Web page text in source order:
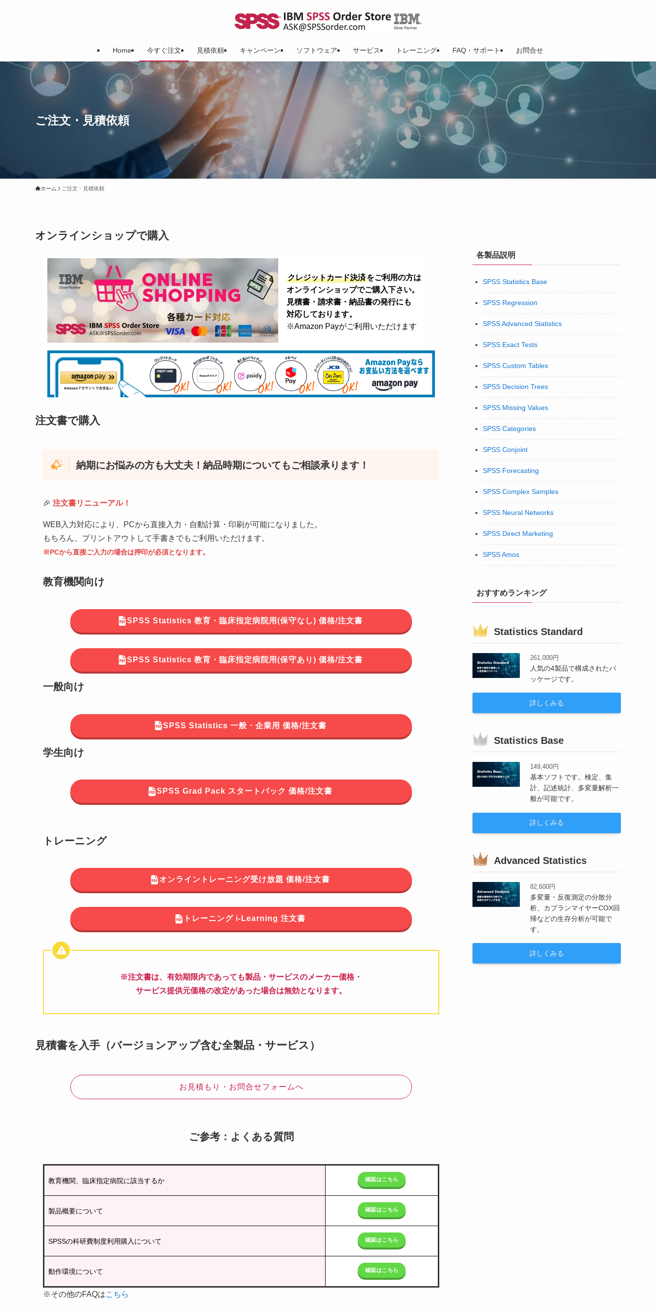
Home 今すぐ注文 見積依頼 キャンペーン ソフトウェア サービス トレーニング FAQ・サポート お問合せ
ご注文・見積依頼
ホーム ご注文・見積依頼
オンラインショップで購入
クレジットカード決済をご利用の方は
オンラインショップでご購入下さい。
見積書・請求書・納品書の発行にも
対応しております。
※Amazon Payがご利用いただけます
注文書で購入
納期にお悩みの方も大丈夫！納品時期についてもご相談承ります！
🎉 注文書リニューアル！
WEB入力対応により、PCから直接入力・自動計算・印刷が可能になりました。
もちろん、プリントアウトして手書きでもご利用いただけます。
※PCから直接ご入力の場合は押印が必須となります。
教育機関向け
SPSS Statistics 教育・臨床指定病院用(保守なし) 価格/注文書
SPSS Statistics 教育・臨床指定病院用(保守あり) 価格/注文書
一般向け
SPSS Statistics 一般・企業用 価格/注文書
学生向け
SPSS Grad Pack スタートパック 価格/注文書
トレーニング
オンライントレーニング受け放題 価格/注文書
トレーニング i-Learning 注文書
※注文書は、有効期限内であっても製品・サービスのメーカー価格・
サービス提供元価格の改定があった場合は無効となります。
見積書を入手（バージョンアップ含む全製品・サービス）
お見積もり・お問合せフォームへ
ご参考：よくある質問
教育機関、臨床指定病院に該当するか 確認はこちら
製品概要について 確認はこちら
SPSSの科研費制度利用購入について 確認はこちら
動作環境について 確認はこちら
※その他のFAQはこちら
各製品説明
SPSS Statistics Base
SPSS Regression
SPSS Advanced Statistics
SPSS Exact Tests
SPSS Custom Tables
SPSS Decision Trees
SPSS Missing Values
SPSS Categories
SPSS Conjoint
SPSS Forecasting
SPSS Complex Samples
SPSS Neural Networks
SPSS Direct Marketing
SPSS Amos
おすすめランキング
Statistics Standard
261,000円
人気の4製品で構成されたパ
ッケージです。
詳しくみる
Statistics Base
149,400円
基本ソフトです。検定、集
計、記述統計、多変量解析一
般が可能です。
詳しくみる
Advanced Statistics
82,600円
多変量・反復測定の分散分
析、カプランマイヤーCOX回
帰などの生存分析が可能で
す。
詳しくみる